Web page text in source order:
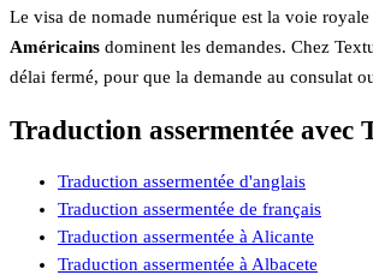
Le visa de nomade numérique est la voie
Américains dominent les demandes. Chez
délai fermé, pour que la demande au consulat
Traduction assermentée avec
Traduction assermentée d'anglais
Traduction assermentée de français
Traduction assermentée à Alicante
Traduction assermentée à Albacete